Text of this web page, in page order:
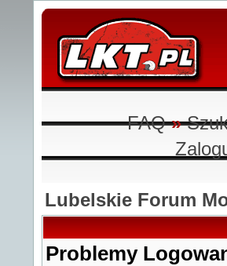
FAQ »
Lubelskie Forum
Problemy